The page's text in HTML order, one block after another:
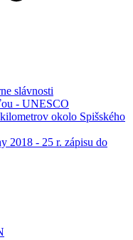
slávnosti
- UNESCO
okolo Spišského
2018 - 25 r. zápisu do